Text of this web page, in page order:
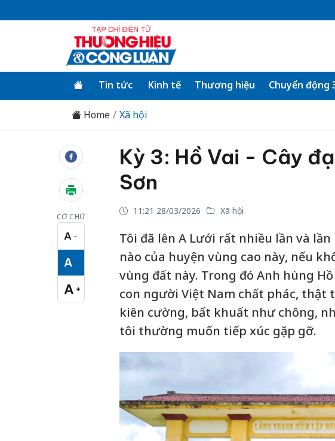
Tin tức Kinh tế Thương hiệu Chuyển động
Home Xã hội
CỠ CHỮ
A −
Cỡ chữ nhỏ
A
Cỡ chữ vừa
A +
Cỡ chữ lớn
Kỳ 3: Hồ Vai - Cây
Sơn
11:21 28/03/2026 Xã hội
Tôi đã lên A Lưới rất nhiều lần và
nào của huyện vùng cao này, nếu
vùng đất này. Trong đó Anh hùng
con người Việt Nam chất phác, thật
kiên cường, bất khuất như chông,
tôi thường muốn tiếp xúc gặp gỡ.